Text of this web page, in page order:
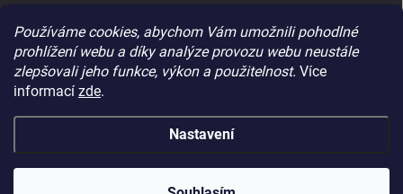
Používáme cookies, abychom Vám umožnili pohodlné
prohlížení webu a díky analýze provozu webu neustále
zlepšovali jeho funkce, výkon a použitelnost. Více
informací zde.
Nastavení
Podmínky ochrany osobních údajů
Kontakty
Extravune.cz . Všechna práva vyhrazena.